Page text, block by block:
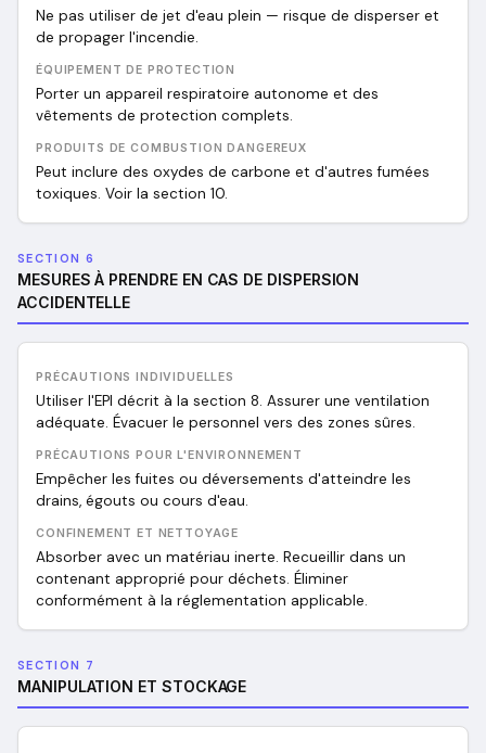
Ne pas utiliser de jet d'eau plein — risque de disperser et
de propager l'incendie.
ÉQUIPEMENT DE PROTECTION
Porter un appareil respiratoire autonome et des
vêtements de protection complets.
PRODUITS DE COMBUSTION DANGEREUX
Peut inclure des oxydes de carbone et d'autres fumées
toxiques. Voir la section 10.
SECTION 6
MESURES À PRENDRE EN CAS DE DISPERSION
ACCIDENTELLE
PRÉCAUTIONS INDIVIDUELLES
Utiliser l'EPI décrit à la section 8. Assurer une ventilation
adéquate. Évacuer le personnel vers des zones sûres.
PRÉCAUTIONS POUR L'ENVIRONNEMENT
Empêcher les fuites ou déversements d'atteindre les
drains, égouts ou cours d'eau.
CONFINEMENT ET NETTOYAGE
Absorber avec un matériau inerte. Recueillir dans un
contenant approprié pour déchets. Éliminer
conformément à la réglementation applicable.
SECTION 7
MANIPULATION ET STOCKAGE